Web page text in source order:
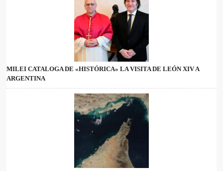
MILEI CATALOGA DE «HISTÓRICA» LA VISITA DE LEÓN XIV A
ARGENTINA